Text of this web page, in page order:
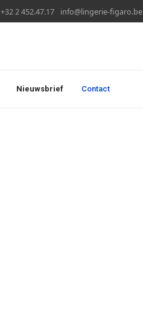
+32 2 452.47.17 info@lingerie-figaro.be
Nieuwsbrief Contact